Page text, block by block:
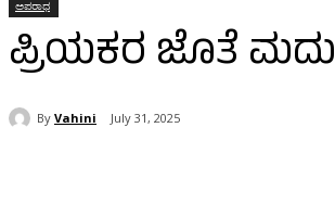
ಅಪರಾಧ
ಪ್ರಿಯಕರ ಜೊತೆ
By Vahini July 31, 2025